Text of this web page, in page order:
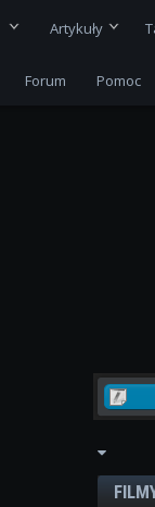
Artykuły
Forum Pomoc